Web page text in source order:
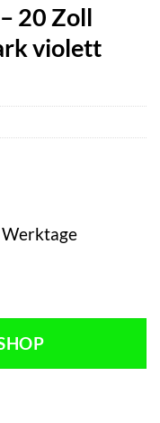
20 Zoll
violett